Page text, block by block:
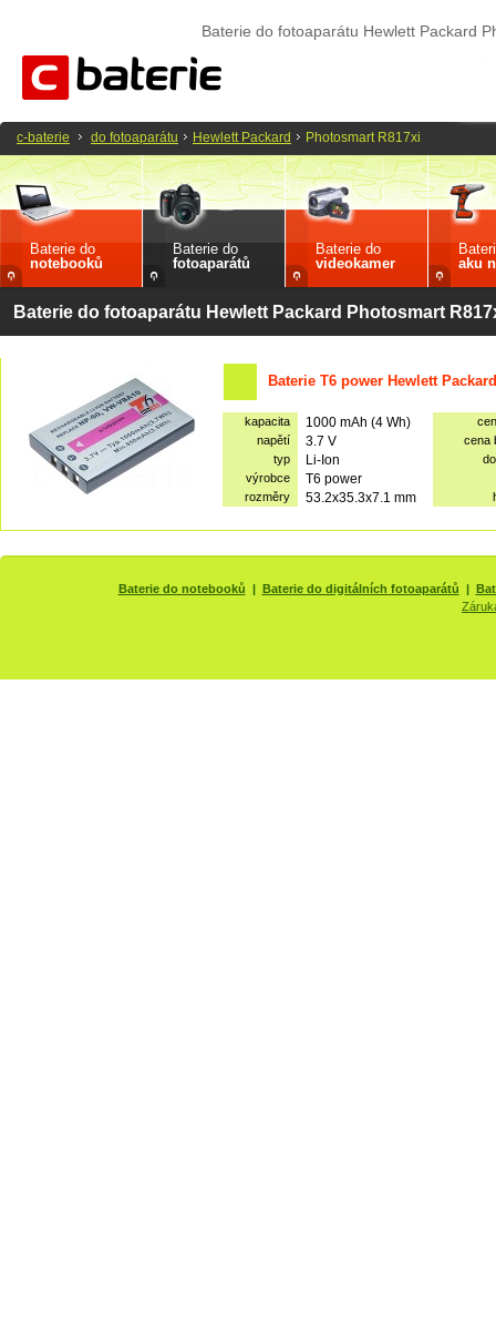
Baterie do fotoaparátu Hewlett Packard
Baterie do
notebooků
Baterie do
fotoaparátů
Baterie do
videokamer
aku
Baterie do fotoaparátu Hewlett Packard Photosmart
Baterie T6 power Hewlett
kapacita 1000 mAh (4 Wh)
napětí
3.7 V
cena
typ
Li-Ion
výrobce
T6 power
rozměry 53.2x35.3x7.1 mm
c-baterie do fotoaparátu Hewlett Packard Photosmart R817xi
Baterie do notebooků | Baterie do digitálních fotoaparátů |